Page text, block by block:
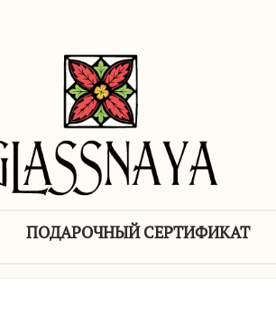
ПОДАРОЧНЫЙ СЕРТИФИКАТ